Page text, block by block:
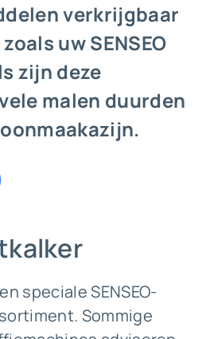
verkrijgbaar
uw SENSEO
zijn deze
malen duurden
speciale SENSEO-
Sommige